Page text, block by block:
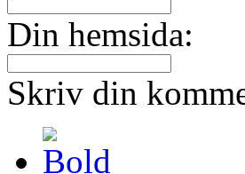
Din hemsida:
Skriv din